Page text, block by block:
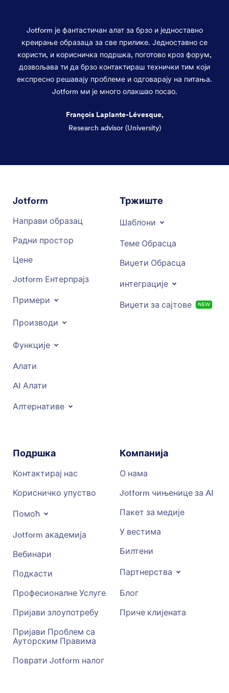
Jotform је фантастичан алат за брзо и једноставно
креирање образаца за све прилике. Једноставно се
користи, и корисничка подршка, поготово кроз форум,
дозвољава ти да брзо контактираш технички тим који
експресно решавају проблеме и одговарају на питања.
Jotform ми је много олакшао посао.
François Laplante-Lévesque,
Research advisor (University)
Jotform
Направи образац
Радни простор
Цене
Jotform Ентерпрајз
Примери
Производи
Функције
Aлати
AI Алати
Алтернативе
Тржиште
Шаблони
Теме Обрасца
Виџети Обрасца
интеграције
Виџети за сајтове NEW
Подршка
Контактирај нас
Корисничко упуство
Помоћ
Jotform академија
Вебинари
Подкасти
Професионалне Услуге
Пријави злоупотребу
Пријави Проблем са
Ауторским Правима
Поврати Jotform налог
Компанија
О нама
Jotform чињенице за AI
Пакет за медије
У вестима
Билтени
Партнерства
Блог
Приче клијената